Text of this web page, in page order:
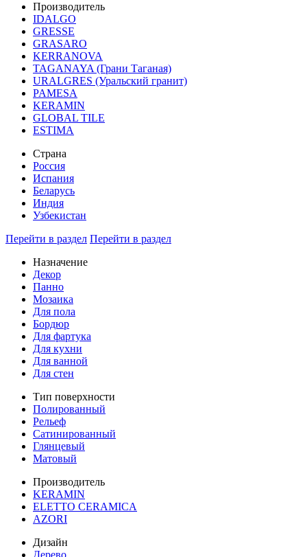
Производитель
IDALGO
GRESSE
GRASARO
KERRANOVA
TAGANAYA (Грани Таганая)
URALGRES (Уральский гранит)
PAMESA
KERAMIN
GLOBAL TILE
ESTIMA
Страна
Россия
Испания
Беларусь
Индия
Узбекистан
Перейти в раздел Перейти в раздел
Назначение
Декор
Панно
Мозаика
Для пола
Бордюр
Для фартука
Для кухни
Для ванной
Для стен
Тип поверхности
Полированный
Рельеф
Сатинированный
Глянцевый
Матовый
Производитель
KERAMIN
ELETTO CERAMICA
AZORI
Дизайн
Дерево